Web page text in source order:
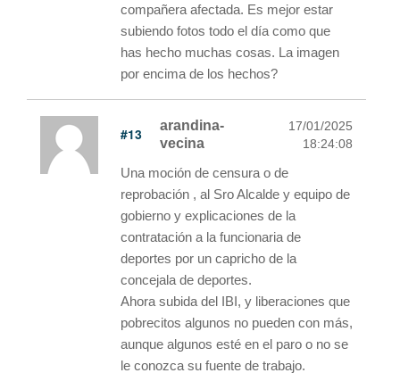
compañera afectada. Es mejor estar
subiendo fotos todo el día como que
has hecho muchas cosas. La imagen
por encima de los hechos?
#13
arandina-
vecina
17/01/2025
18:24:08
Una moción de censura o de
reprobación , al Sro Alcalde y equipo de
gobierno y explicaciones de la
contratación a la funcionaria de
deportes por un capricho de la
concejala de deportes.
Ahora subida del IBI, y liberaciones que
pobrecitos algunos no pueden con más,
aunque algunos esté en el paro o no se
le conozca su fuente de trabajo.